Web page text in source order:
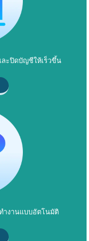
ะปิดบัญชีให้เร็วขึ้น
ำงานแบบอัตโนมัติ